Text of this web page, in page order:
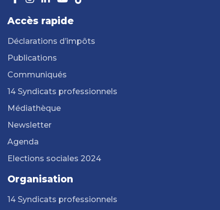
Accès rapide
Déclarations d’impôts
Publications
Communiqués
14 Syndicats professionnels
Médiathèque
Newsletter
Agenda
Elections sociales 2024
Organisation
14 Syndicats professionnels